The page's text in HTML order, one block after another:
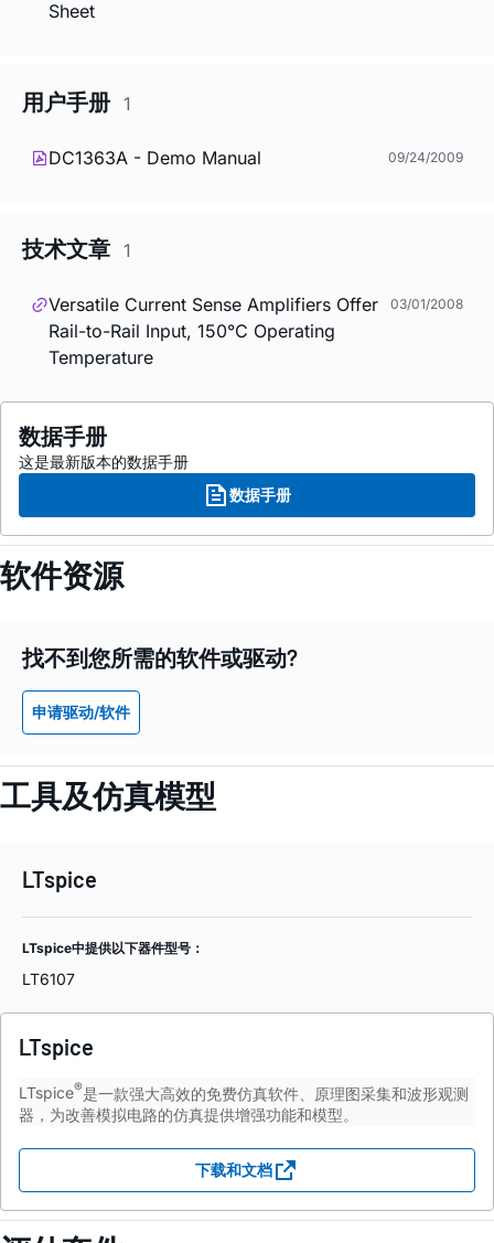
Sheet
用户手册 1
DC1363A - Demo Manual 09/24/2009
技术文章 1
Versatile Current Sense Amplifiers Offer
Rail-to-Rail Input, 150°C Operating
Temperature
03/01/2008
数据手册
这是最新版本的数据手册
数据手册
软件资源
找不到您所需的软件或驱动?
申请驱动/软件
工具及仿真模型
LTspice
LTspice中提供以下器件型号：
LT6107
LTspice
LTspice®是一款强大高效的免费仿真软件、原理图采集和波形观测
器，为改善模拟电路的仿真提供增强功能和模型。
下载和文档